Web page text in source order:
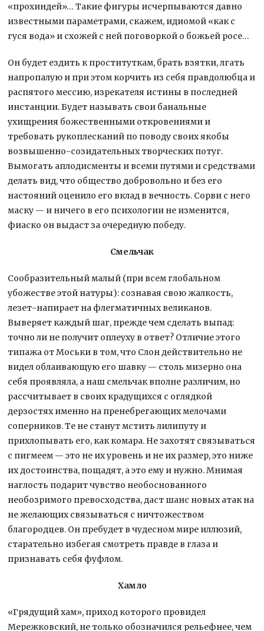
«прохиндей»… Такие фигуры исчерпываются давно
известными параметрами, скажем, идиомой «как с
гуся вода» и схожей с ней поговоркой о божьей росе…
Он будет ездить к проституткам, брать взятки, лгать
напропалую и при этом корчить из себя правдолюбца и
распятого мессию, изрекателя истины в последней
инстанции. Будет называть свои банальные
ухищрения божественными откровениями и
требовать рукоплесканий по поводу своих якобы
возвышенно-созидательных творческих потуг.
Вымогать аплодисменты и всеми путями и средствами
делать вид, что общество добровольно и без его
настояний оценило его вклад в вечность. Сорви с него
маску — и ничего в его психологии не изменится,
фиаско он выдаст за очередную победу.
Смельчак
Сообразительный малый (при всем глобальном
убожестве этой натуры): сознавая свою жалкость,
лезет-напирает на флегматичных великанов.
Выверяет каждый шаг, прежде чем сделать выпад:
точно ли не получит оплеуху в ответ? Отличие этого
типажа от Моськи в том, что Слон действительно не
видел облаивающую его шавку — столь мизерно она
себя проявляла, а наш смельчак вполне различим, но
рассчитывает в своих крадущихся с оглядкой
дерзостях именно на пренебрегающих мелочами
соперников. Те не станут мстить лилипуту и
прихлопывать его, как комара. Не захотят связываться
с пигмеем — это не их уровень и не их размер, это ниже
их достоинства, пощадят, а это ему и нужно. Мнимая
наглость подарит чувство необоснованного
необозримого превосходства, даст шанс новых атак на
не желающих связываться с ничтожеством
благородцев. Он пребудет в чудесном мире иллюзий,
старательно избегая смотреть правде в глаза и
признавать себя фуфлом.
Хамло
«Грядущий хам», приход которого провидел
Мережковский, не только обозначился рельефнее, чем